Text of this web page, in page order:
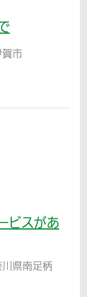
市
ビスがあ
県南足柄